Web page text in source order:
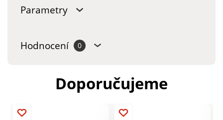
Parametry
Hodnocení 0
Doporučujeme